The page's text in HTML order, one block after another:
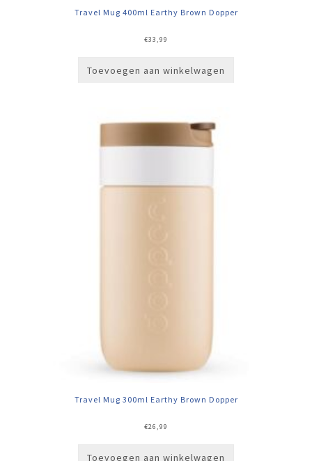
Travel Mug 400ml Earthy Brown Dopper
€33,99
Toevoegen aan winkelwagen
Travel Mug 300ml Earthy Brown Dopper
€26,99
Toevoegen aan winkelwagen